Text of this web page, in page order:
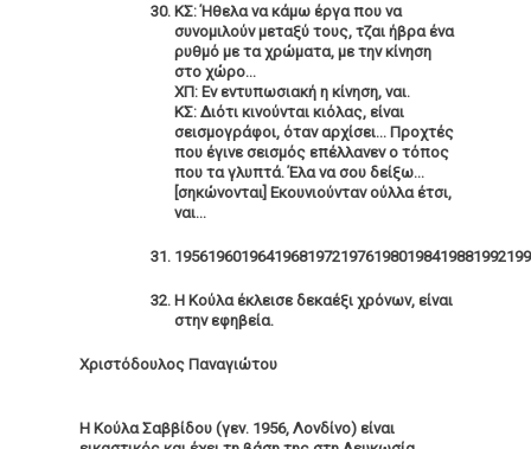
ΚΣ: Ήθελα να κάμω έργα που να
συνομιλούν μεταξύ τους, τζαι ήβρα ένα
ρυθμό με τα χρώματα, με την κίνηση
στο χώρο…
ΧΠ: Εν εντυπωσιακή η κίνηση, ναι.
ΚΣ: Διότι κινούνται κιόλας, είναι
σεισμογράφοι, όταν αρχίσει… Προχτές
που έγινε σεισμός επέλλανεν ο τόπος
που τα γλυπτά. Έλα να σου δείξω…
[σηκώνονται] Εκουνιούνταν ούλλα έτσι,
ναι…
Η Κούλα έκλεισε δεκαέξι χρόνων, είναι
στην εφηβεία.
Χριστόδουλος Παναγιώτου
Η Κούλα Σαββίδου (γεν. 1956, Λονδίνο) είναι